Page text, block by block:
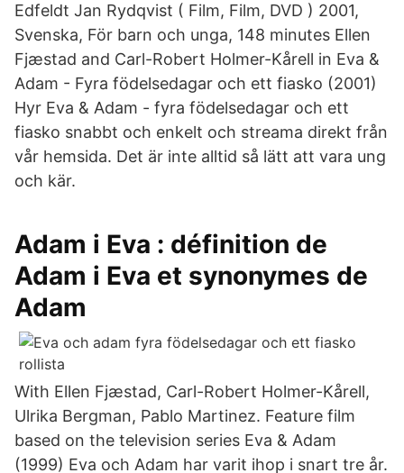
Edfeldt Jan Rydqvist ( Film, Film, DVD ) 2001,
Svenska, För barn och unga, 148 minutes Ellen
Fjæstad and Carl-Robert Holmer-Kårell in Eva &
Adam - Fyra födelsedagar och ett fiasko (2001)
Hyr Eva & Adam - fyra födelsedagar och ett
fiasko snabbt och enkelt och streama direkt från
vår hemsida. Det är inte alltid så lätt att vara ung
och kär.
Adam i Eva : définition de
Adam i Eva et synonymes de
Adam
With Ellen Fjæstad, Carl-Robert Holmer-Kårell,
Ulrika Bergman, Pablo Martinez. Feature film
based on the television series Eva & Adam
(1999) Eva och Adam har varit ihop i snart tre år.